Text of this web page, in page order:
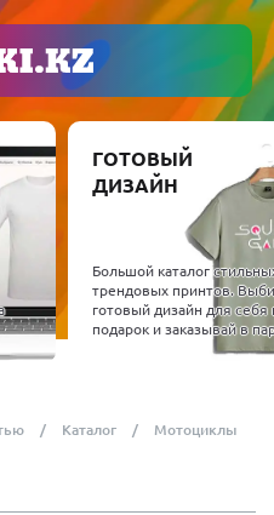
ГОТОВЫЙ
ДИЗАЙН
Большой каталог
трендовых принтов.
готовый дизайн для себя
подарок и заказывай в
Каталог Мотоциклы